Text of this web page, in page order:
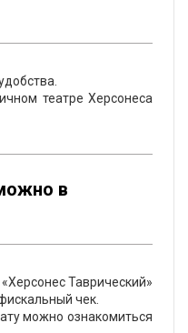
театре Херсонеса
в
Таврический»
чек.
можно ознакомиться